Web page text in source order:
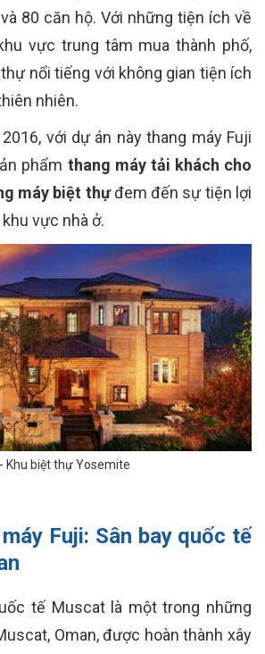
80 căn hộ. Với những tiện ích về
vực trung tâm mua thành phố,
nổi tiếng với không gian tiện ích
nhiên.
với dự án này thang máy Fuji
phẩm thang máy tải khách cho
máy biệt thựđem đến sự tiện lợi
vực nhà ở.
Khu biệt thự Yosemite
Fuji: Sân bay quốc tế
tế Muscat là một trong những
Oman, được hoàn thành xây